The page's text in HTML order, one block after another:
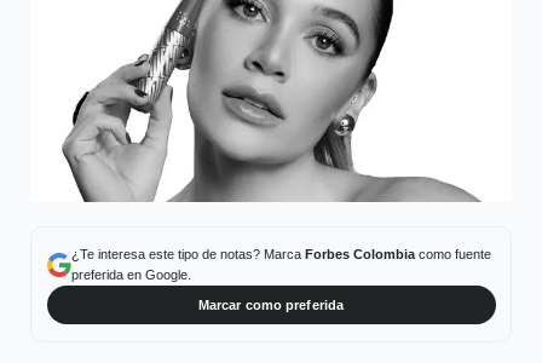
¿Te interesa este tipo de notas? Marca Forbes Colombiacomo fuente
preferida en Google.
Marcar como preferida